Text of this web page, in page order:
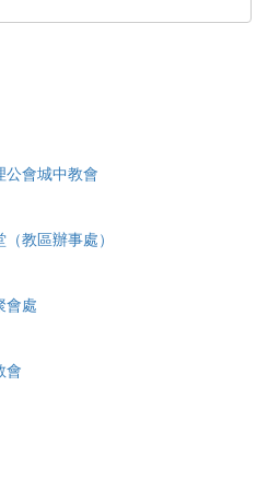
公會城中教會
教區辦事處）
會處
會